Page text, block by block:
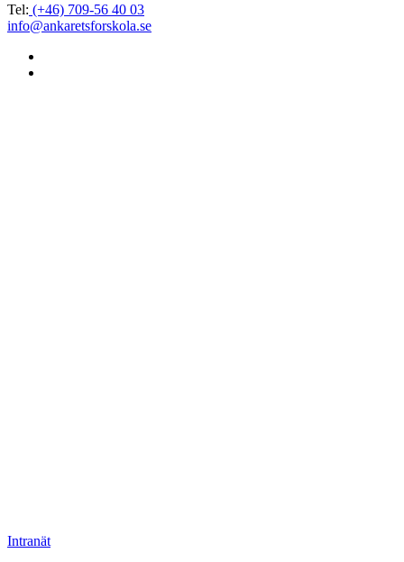
Tel: (+46) 709-56 40 03
info@ankaretsforskola.se
Intranät